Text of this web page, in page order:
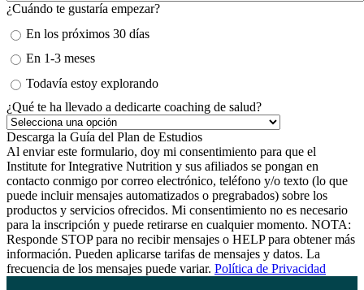
¿Cuándo te gustaría empezar?
En los próximos 30 días
En 1-3 meses
Todavía estoy explorando
¿Qué te ha llevado a dedicarte coaching de salud?
Al enviar este formulario, doy mi consentimiento para que el
Institute for Integrative Nutrition y sus afiliados se pongan en
contacto conmigo por correo electrónico, teléfono y/o texto (lo que
puede incluir mensajes automatizados o pregrabados) sobre los
productos y servicios ofrecidos. Mi consentimiento no es necesario
para la inscripción y puede retirarse en cualquier momento. NOTA:
Responde STOP para no recibir mensajes o HELP para obtener más
información. Pueden aplicarse tarifas de mensajes y datos. La
frecuencia de los mensajes puede variar. Política de Privacidad